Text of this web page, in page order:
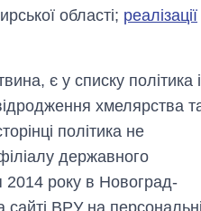
області; реалізації
є у списку політика і
хмелярства
політика не
державного
2014 року в Новоград-
сайті ВРУ на